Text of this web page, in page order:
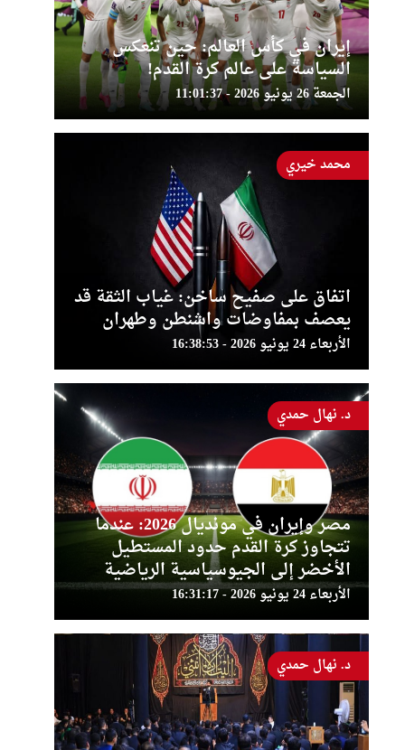
إيران في كأس العالم: حين تنعكس
السياسة على عالم كرة القدم!
الجمعة 26 يونيو 2026 - 11:01:37
اتفاق على صفيح ساخن: غياب الثقة قد
يعصف بمفاوضات واشنطن وطهران
الأربعاء 24 يونيو 2026 - 16:38:53
محمد خيري
مصر وإيران في مونديال 2026: عندما
تتجاوز كرة القدم حدود المستطيل
الأخضر إلى الجيوسياسية الرياضية
الأربعاء 24 يونيو 2026 - 16:31:17
د. نهال حمدي
د. نهال حمدي